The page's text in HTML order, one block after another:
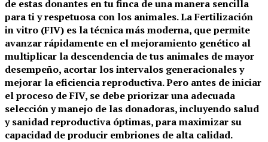
de estas donantes en tu finca de una manera sencilla
para ti y respetuosa con los animales. La Fertilización
in vitro (FIV) es la técnica más moderna, que permite
avanzar rápidamente en el mejoramiento genético al
multiplicar la descendencia de tus animales de mayor
desempeño, acortar los intervalos generacionales y
mejorar la eficiencia reproductiva. Pero antes de iniciar
el proceso de FIV, se debe priorizar una adecuada
selección y manejo de las donadoras, incluyendo salud
y sanidad reproductiva óptimas, para maximizar su
capacidad de producir embriones de alta calidad.